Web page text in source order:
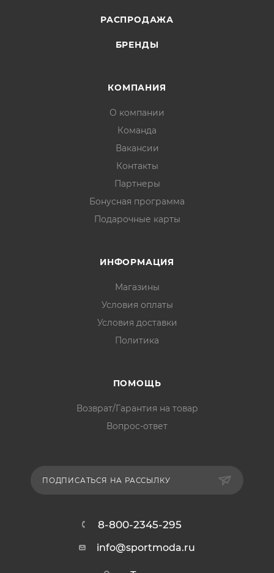
РАСПРОДАЖА
БРЕНДЫ
КОМПАНИЯ
О компании
Команда
Вакансии
Контакты
Партнеры
Бонусная программа
Подарочные карты
ИНФОРМАЦИЯ
Магазины
Условия оплаты
Условия доставки
Политика
ПОМОЩЬ
Возврат/Гарантия на товар
Вопрос-ответ
ПОДПИСАТЬСЯ НА РАССЫЛКУ
8-800-2345-295
info@sportmoda.ru